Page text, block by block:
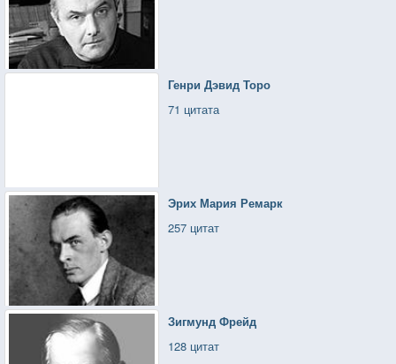
Генри Дэвид Торо
71 цитата
Эрих Мария Ремарк
257 цитат
Зигмунд Фрейд
128 цитат